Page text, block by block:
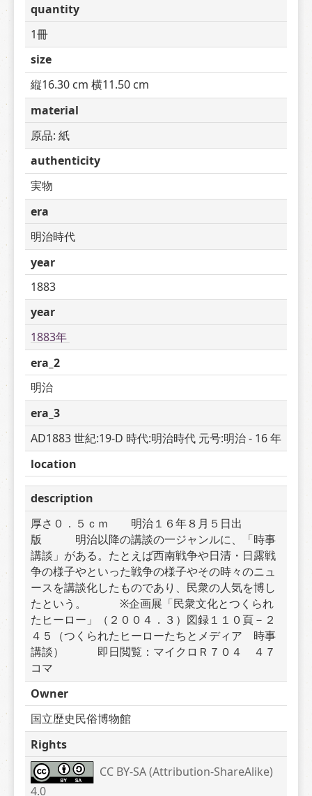
quantity
1冊
size
縦16.30 cm 横11.50 cm
material
原品: 紙
authenticity
実物
era
明治時代
year
1883
year
1883年
era_2
明治
era_3
AD1883 世紀:19-D 時代:明治時代 元号:明治 - 16 年
location
description
厚さ０．５ｃｍ　　明治１６年８月５日出
版　　　明治以降の講談の一ジャンルに、「時事
講談」がある。たとえば西南戦争や日清・日露戦
争の様子やといった戦争の様子やその時々のニュ
ースを講談化したものであり、民衆の人気を博し
たという。　　　※企画展「民衆文化とつくられ
たヒーロー」（２００４．３）図録１１０頁－２
４５（つくられたヒーローたちとメディア　時事
講談）　　　即日閲覧：マイクロＲ７０４　４７
コマ
Owner
国立歴史民俗博物館
Rights
CC BY-SA (Attribution-ShareAlike)
4.0